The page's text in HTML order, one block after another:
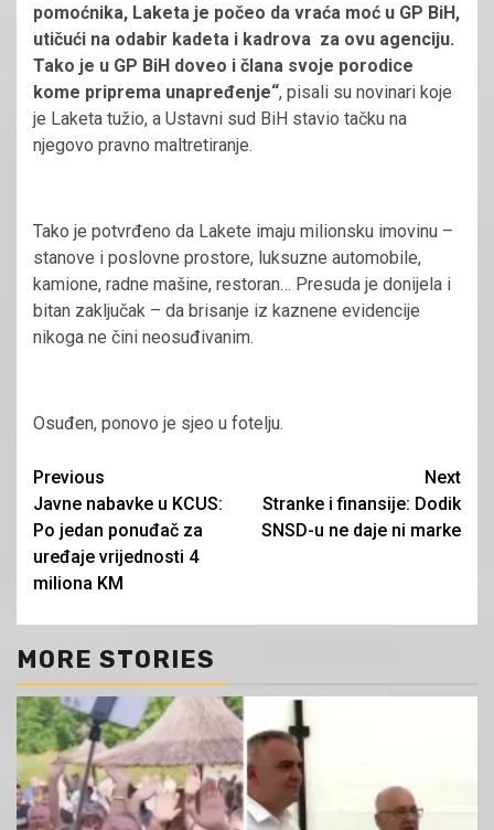
pomoćnika, Laketa je počeo da vraća moć u GP BiH,
utičući na odabir kadeta i kadrova za ovu agenciju.
Tako je u GP BiH doveo i člana svoje porodice
kome priprema unapređenje“, pisali su novinari koje
je Laketa tužio, a Ustavni sud BiH stavio tačku na
njegovo pravno maltretiranje.
Tako je potvrđeno da Lakete imaju milionsku imovinu –
stanove i poslovne prostore, luksuzne automobile,
kamione, radne mašine, restoran… Presuda je donijela i
bitan zaključak – da brisanje iz kaznene evidencije
nikoga ne čini neosuđivanim.
Osuđen, ponovo je sjeo u fotelju.
Continue
Reading
Previous
Javne nabavke u KCUS:
Po jedan ponuđač za
uređaje vrijednosti 4
miliona KM
Next
Stranke i finansije: Dodik
SNSD-u ne daje ni marke
MORE STORIES